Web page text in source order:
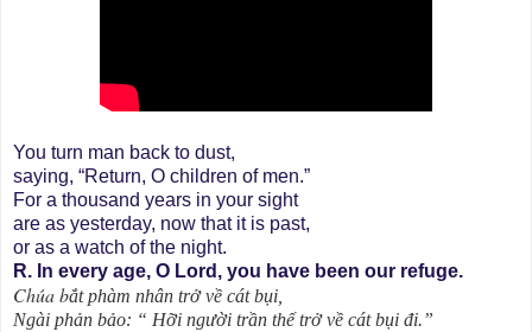
You turn man back to dust,
saying, “Return, O children of men.”
For a thousand years in your sight
are as yesterday, now that it is past,
or as a watch of the night.
R. In every age, O Lord, you have been our refuge.
Chúa bắt phàm nhân trở về cát bụi,
Ngài phản bảo: “ Hỡi người trần thế trở về cát bụi đi.”